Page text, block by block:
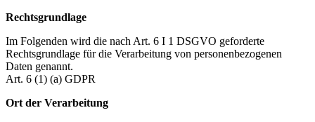
Rechtsgrundlage
Im Folgenden wird die nach Art. 6 I 1 DSGVO geforderte
Rechtsgrundlage für die Verarbeitung von personenbezogenen
Daten genannt.
Art. 6 (1) (a) GDPR
Ort der Verarbeitung